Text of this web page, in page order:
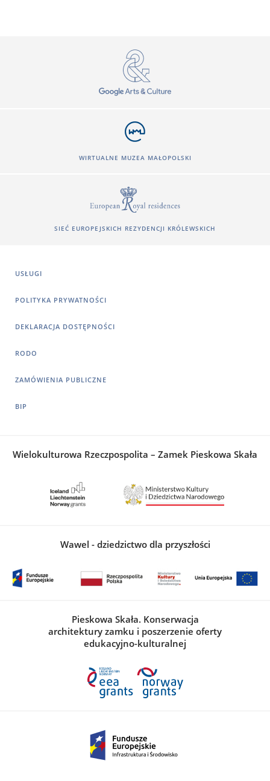
WIRTUALNE MUZEA MAŁOPOLSKI
SIEĆ EUROPEJSKICH REZYDENCJI KRÓLEWSKICH
USŁUGI
POLITYKA PRYWATNOŚCI
DEKLARACJA DOSTĘPNOŚCI
RODO
ZAMÓWIENIA PUBLICZNE
BIP
Wielokulturowa Rzeczpospolita – Zamek Pieskowa Skała
Wawel - dziedzictwo dla przyszłości
Pieskowa Skała. Konserwacja
architektury zamku i poszerzenie oferty
edukacyjno-kulturalnej